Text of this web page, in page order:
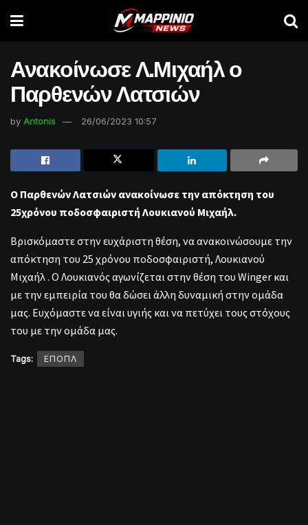
Ανακοίνωσε Λ.Μιχαήλ ο
Παρθενών Λατσιών
by Antonis 26/06/2023 10:57
Ο Παρθενών Λατσιών ανακοίνωσε την απόκτηση του
25χρόνου ποδοσφαιριστή Λουκιανού Μιχαήλ.
Βρισκόμαστε στην ευχάριστη θέση, να ανακοινώσουμε την
απόκτηση του 25 χρόνου ποδοσφαιριστή, Λουκιανού
Μιχαήλ . Ο Λουκιανός αγωνίζεται στην θέση του Winger και
με την εμπειρία του θα δώσει άλλη δυναμική στην ομάδα
μας. Ευχόμαστε να είναι υγιής και να πετύχει τους στόχους
του με την ομάδα μας.
Tags: ΕΠΟΠΛ